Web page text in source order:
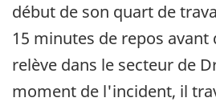
début de son quart de
15 minutes de repos avant
relève dans le secteur de
moment de l'incident, il